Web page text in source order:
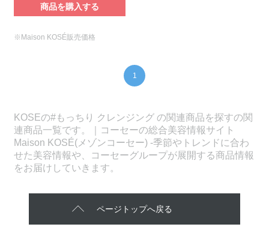
商品を購入する
※Maison KOSÉ販売価格
1
KOSEの#もっちり クレンジング の関連商品を探すの関
連商品一覧です。｜コーセーの総合美容情報サイト
Maison KOSÉ(メゾンコーセー) -季節やトレンドに合わ
せた美容情報や、コーセーグループが展開する商品情報
をお届けしていきます。
ページトップへ戻る